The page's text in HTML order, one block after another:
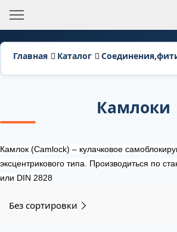
Главная Каталог
Камлоки
Камлок (Camlock) – кулачковое
эксцентрикового типа. Производиться по
или DIN 2828
Без сортировки